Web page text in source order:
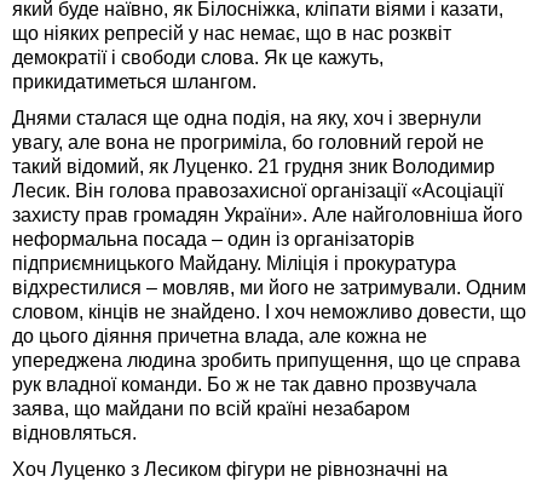
який буде наївно, як Білосніжка, кліпати віями і казати,
що ніяких репресій у нас немає, що в нас розквіт
демократії і свободи слова. Як це кажуть,
прикидатиметься шлангом.
Днями сталася ще одна подія, на яку, хоч і звернули
увагу, але вона не прогриміла, бо головний герой не
такий відомий, як Луценко. 21 грудня зник Володимир
Лесик. Він голова правозахисної організації «Асоціації
захисту прав громадян України». Але найголовніша його
неформальна посада – один із організаторів
підприємницького Майдану. Міліція і прокуратура
відхрестилися – мовляв, ми його не затримували. Одним
словом, кінців не знайдено. І хоч неможливо довести, що
до цього діяння причетна влада, але кожна не
упереджена людина зробить припущення, що це справа
рук владної команди. Бо ж не так давно прозвучала
заява, що майдани по всій країні незабаром
відновляться.
Хоч Луценко з Лесиком фігури не рівнозначні на